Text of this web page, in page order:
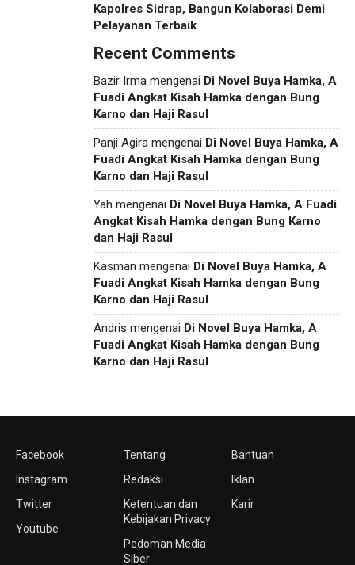
Kapolres Sidrap, Bangun Kolaborasi Demi
Pelayanan Terbaik
Recent Comments
Bazir Irma mengenai Di Novel Buya Hamka, A
Fuadi Angkat Kisah Hamka dengan Bung
Karno dan Haji Rasul
Panji Agira mengenai Di Novel Buya Hamka, A
Fuadi Angkat Kisah Hamka dengan Bung
Karno dan Haji Rasul
Yah mengenai Di Novel Buya Hamka, A Fuadi
Angkat Kisah Hamka dengan Bung Karno
dan Haji Rasul
Kasman mengenai Di Novel Buya Hamka, A
Fuadi Angkat Kisah Hamka dengan Bung
Karno dan Haji Rasul
Andris mengenai Di Novel Buya Hamka, A
Fuadi Angkat Kisah Hamka dengan Bung
Karno dan Haji Rasul
Facebook
Instagram
Twitter
Youtube
Tentang
Redaksi
Ketentuan dan
Kebijakan Privacy
Pedoman Media
Siber
Bantuan
Iklan
Karir